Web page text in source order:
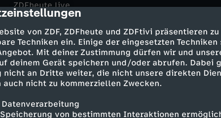
von ZDF, ZDFheute und ZDFtivi präsentieren
Techniken ein. Einige der eingesetzten
Mit deiner Zustimmung dürfen wir und
deinem Gerät speichern und/oder abrufen. Dabei
nicht an Dritte weiter, die nicht unsere direkten
nicht zu kommerziellen Zwecken.
von bestimmten Interaktionen
ZDFheute live
Trump-Selenskyj-Treffen: Was zu
erwarten ist
Wahre Verbrechen – Suche nach Gerechtigkeit
Das Zockerhaus
Die Challenge beginnt!
ZDF spezial
Merz bei Trump – Erstes Treffen im
Weißen Haus
BR24
Treffen von USA und Russland: Was
haben sie mit der Ukraine vor?
phoenix der tag
Nach E5-Treffen: Vor allem
Verständigung untereinander
phoenix vor ort
Mark Rutte zu den Ergebnissen des
NATO-Treffens
phoenix tagesgespräch
Xi in Nordkorea: "Es treffen sich für
uns zwei Gegner"
Mehr Inhalte laden